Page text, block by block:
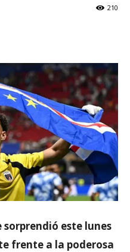
210
sorprendió este lunes
frente a la poderosa